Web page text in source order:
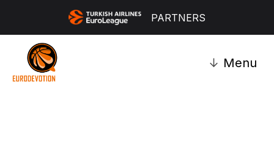
PARTNERS
↓ Menu